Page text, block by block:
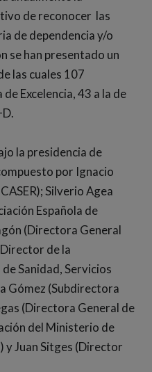
de reconocer las
de dependencia y/o
se han presentado un
las cuales 107
Excelencia, 43 a la de
la presidencia de
por Ignacio
Silverio Agea
Española de
(Directora General
de la
Sanidad, Servicios
Gómez (Subdirectora
(Directora General de
del Ministerio de
y Juan Sitges (Director